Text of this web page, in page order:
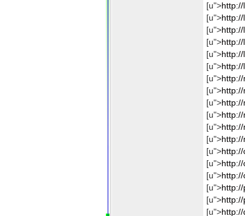
[u">
[u">
[u">
[u">
[u">
[u">
[u">
[u">
[u">
[u">
[u">
[u">
[u">
[u">
[u">
[u">
[u">
[u">